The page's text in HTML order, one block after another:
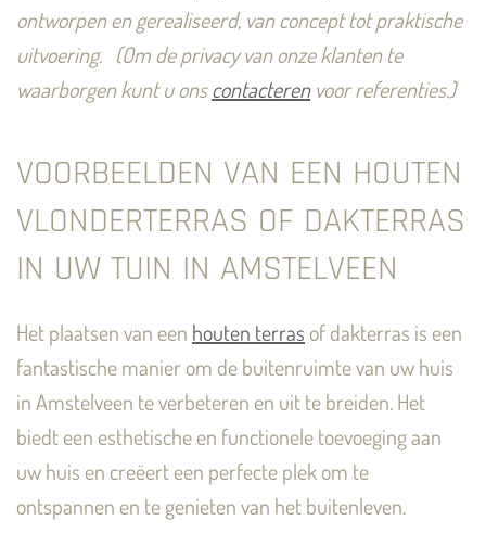
ontworpen en gerealiseerd, van concept tot praktische
uitvoering. (Om de privacy van onze klanten te
waarborgen kunt u onscontacterenvoor referenties.)
VOORBEELDEN VAN EEN HOUTEN
VLONDERTERRAS OF DAKTERRAS
IN UW TUIN IN AMSTELVEEN
Het plaatsen van een houten terras of dakterras is een
fantastische manier om de buitenruimte van uw huis
in Amstelveen te verbeteren en uit te breiden. Het
biedt een esthetische en functionele toevoeging aan
uw huis en creëert een perfecte plek om te
ontspannen en te genieten van het buitenleven.